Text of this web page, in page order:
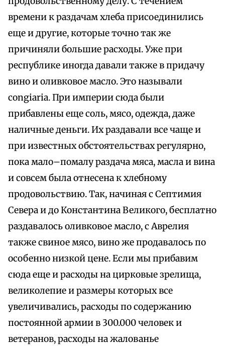
времени к раздачам хлеба присоединились
еще и другие, которые точно так же
причиняли большие расходы. Уже при
республике иногда давали также в придачу
вино и оливковое масло. Это называли
congiaria. При империи сюда были
прибавлены еще соль, мясо, одежда, даже
наличные деньги. Их раздавали все чаще и
при известных обстоятельствах регулярно,
пока мало–помалу раздача мяса, масла и вина
и совсем была отнесена к хлебному
продовольствию. Так, начиная с Септимия
Севера и до Константина Великого, бесплатно
раздавалось оливковое масло, с Аврелия
также свиное мясо, вино же продавалось по
особенно низкой цене. Если мы прибавим
сюда еще и расходы на цирковые зрелища,
великолепие и размеры которых все
увеличивались, расходы по содержанию
постоянной армии в 300.000 человек и
ветеранов, расходы на жалованье